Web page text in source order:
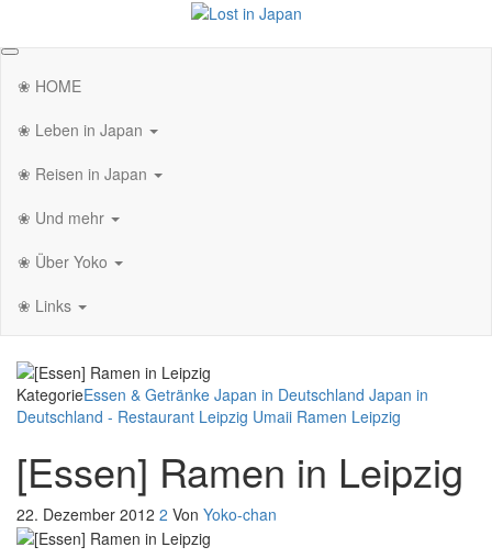
springen
❀ HOME
❀ Leben in Japan
❀ Reisen in Japan
❀ Und mehr
❀ Über Yoko
❀ Links
KategorieEssen & Getränke Japan in Deutschland Japan in
Deutschland - Restaurant Leipzig Umaii Ramen Leipzig
[Essen] Ramen in Leipzig
22. Dezember 2012 2 Von Yoko-chan